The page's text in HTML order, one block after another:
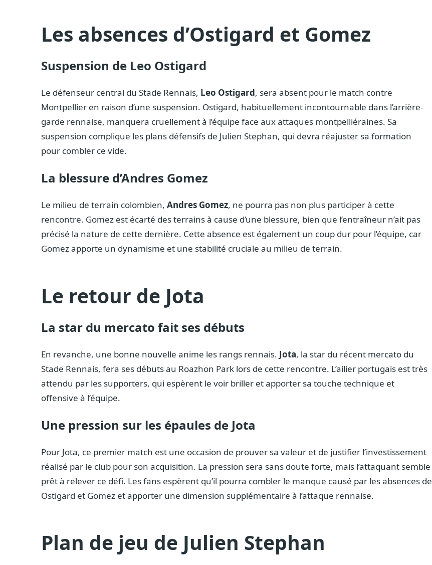
Les absences d’Ostigard et Gomez
Suspension de Leo Ostigard
Le défenseur central du Stade Rennais, Leo Ostigard, sera absent pour le match contre
Montpellier en raison d’une suspension. Ostigard, habituellement incontournable dans l’arrière-
garde rennaise, manquera cruellement à l’équipe face aux attaques montpelliéraines. Sa
suspension complique les plans défensifs de Julien Stephan, qui devra réajuster sa formation
pour combler ce vide.
La blessure d’Andres Gomez
Le milieu de terrain colombien, Andres Gomez, ne pourra pas non plus participer à cette
rencontre. Gomez est écarté des terrains à cause d’une blessure, bien que l’entraîneur n’ait pas
précisé la nature de cette dernière. Cette absence est également un coup dur pour l’équipe, car
Gomez apporte un dynamisme et une stabilité cruciale au milieu de terrain.
Le retour de Jota
La star du mercato fait ses débuts
En revanche, une bonne nouvelle anime les rangs rennais. Jota, la star du récent mercato du
Stade Rennais, fera ses débuts au Roazhon Park lors de cette rencontre. L’ailier portugais est très
attendu par les supporters, qui espèrent le voir briller et apporter sa touche technique et
offensive à l’équipe.
Une pression sur les épaules de Jota
Pour Jota, ce premier match est une occasion de prouver sa valeur et de justifier l’investissement
réalisé par le club pour son acquisition. La pression sera sans doute forte, mais l’attaquant semble
prêt à relever ce défi. Les fans espèrent qu’il pourra combler le manque causé par les absences de
Ostigard et Gomez et apporter une dimension supplémentaire à l’attaque rennaise.
Plan de jeu de Julien Stephan